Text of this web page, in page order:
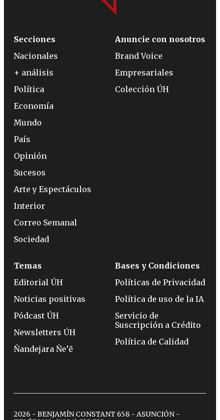
Secciones
Nacionales
+ análisis
Política
Economía
Mundo
País
Opinión
Sucesos
Arte y Espectáculos
Interior
Correo Semanal
Sociedad
Anuncie con nosotros
Brand Voice
Empresariales
Colección ÚH
Temas
Editorial ÚH
Noticias positivas
Pódcast ÚH
Newsletters ÚH
Ñandejara Ñe’ẽ
Bases y Condiciones
Políticas de Privacidad
Política de uso de la IA
Servicio de
Suscripción a Crédito
Política de Calidad
2026 - BENJAMÍN CONSTANT 658 - ASUNCIÓN -